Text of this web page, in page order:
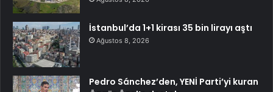
İstanbul’da 1+1 kirası 35 bin lirayı aştı
Ağustos 8, 2026
Pedro Sánchez’den, YENİ Parti’yi kuran